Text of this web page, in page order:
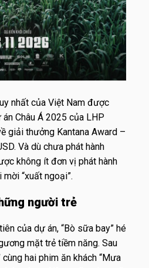
nhất của Việt Nam được
Châu Á 2025 của LHP
giải thưởng Kantana Award –
Và dù chưa phát hành
không ít đơn vị phát hành
“xuất ngoại”.
người trẻ
của dự án, “Bò sữa bay” hé
mặt trẻ tiềm năng. Sau
hai phim ăn khách “Mưa